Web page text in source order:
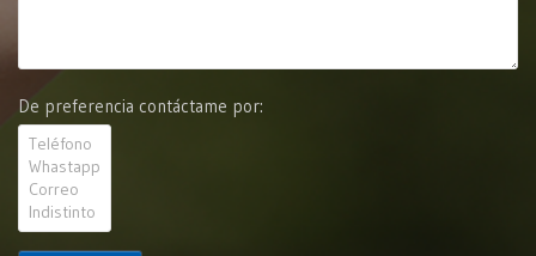
De preferencia contáctame por: